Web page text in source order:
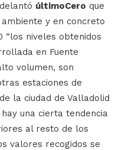
últimoCero que
y en concreto
“los niveles obtenidos
en Fuente
volumen, son
estaciones de
la ciudad de Valladolid
una cierta tendencia
al resto de los
valores recogidos se